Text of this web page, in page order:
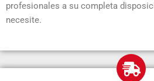
profesionales a su completa
necesite.